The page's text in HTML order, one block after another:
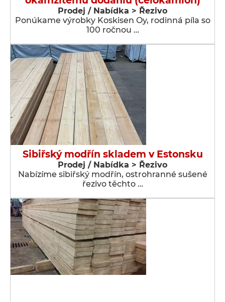
Prodej / Nabídka > Řezivo
Ponúkame výrobky Koskisen Oy, rodinná píla so
100 ročnou …
Sibiřský modřín skladem v Estonsku
Prodej / Nabídka > Řezivo
Nabízíme sibiřský modřín, ostrohranné sušené
řezivo těchto …